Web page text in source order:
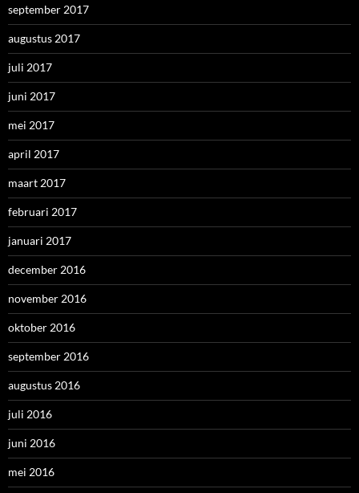
september 2017
augustus 2017
juli 2017
juni 2017
mei 2017
april 2017
maart 2017
februari 2017
januari 2017
december 2016
november 2016
oktober 2016
september 2016
augustus 2016
juli 2016
juni 2016
mei 2016